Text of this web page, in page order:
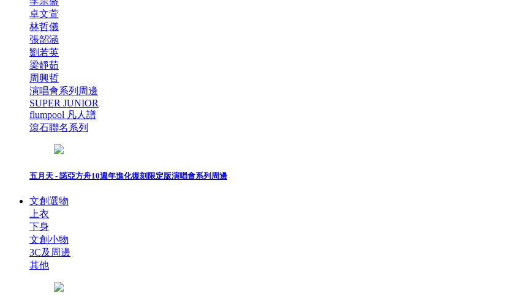
卓文萱
林哲儀
張韶涵
劉若英
梁靜茹
周興哲
演唱會系列周邊
SUPER JUNIOR
flumpool 凡人譜
滾石聯名系列
五月天 - 諾亞方舟10週年進化復刻限定版演唱會系列周邊
文創選物
上衣
下身
文創小物
3C及周邊
其他